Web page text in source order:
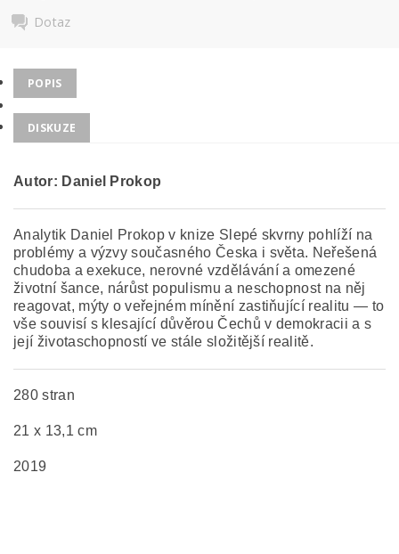
Dotaz
POPIS
DISKUZE
Autor: Daniel Prokop
Analytik Daniel Prokop v knize Slepé skvrny pohlíží na
problémy a výzvy současného Česka i světa. Neřešená
chudoba a exekuce, nerovné vzdělávání a omezené
životní šance, nárůst populismu a neschopnost na něj
reagovat, mýty o veřejném mínění zastiňující realitu — to
vše souvisí s klesající důvěrou Čechů v demokracii a s
její životaschopností ve stále složitější realitě.
280 stran
21 x 13,1 cm
2019